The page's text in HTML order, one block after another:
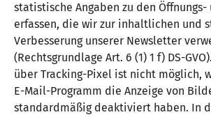
statistische Angaben zu den
erfassen, die wir zur inhaltlichen und
Verbesserung unserer Newsletter
(Rechtsgrundlage Art. 6 (1) 1 f) DS-
über Tracking-Pixel ist nicht möglich,
E-Mail-Programm die Anzeige von
standardmäßig deaktiviert haben. In